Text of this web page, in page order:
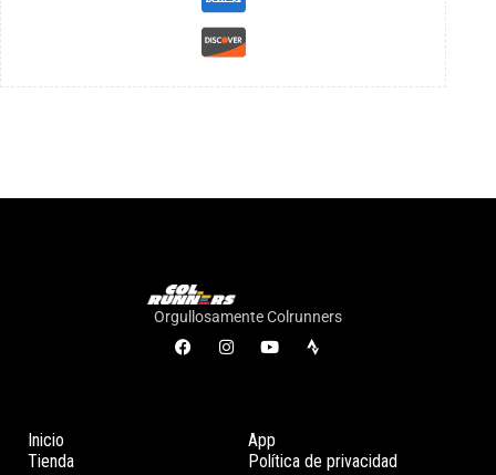
Orgullosamente Colrunners
Inicio
Tienda
App
Política de privacidad